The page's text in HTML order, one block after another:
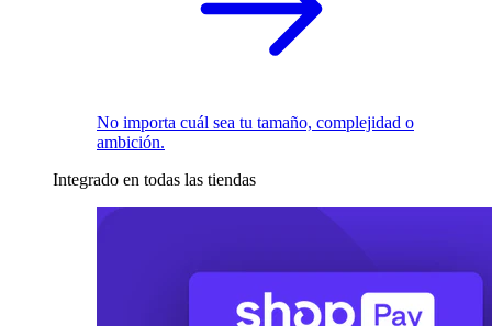
No importa cuál sea tu tamaño, complejidad o
ambición.
Integrado en todas las tiendas